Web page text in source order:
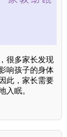
很多家长发现
响孩子的身体
此，家长需要
入眠。